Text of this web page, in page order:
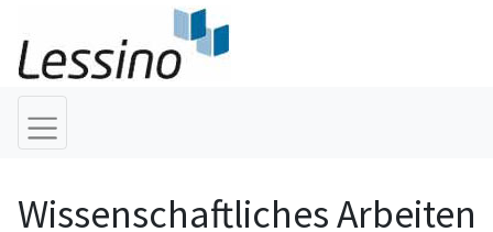
Wissenschaftliches Arbeiten